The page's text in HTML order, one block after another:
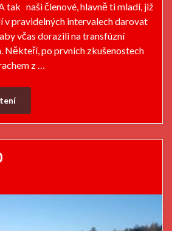
tak naši členové, hlavně ti mladí, již
v pravidelných intervalech darovat
včas dorazili na transfúzní
Někteří, po prvních zkušenostech
z …